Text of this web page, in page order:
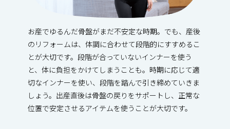
お産でゆるんだ骨盤がまだ不安定な時期。でも、産後
のリフォームは、体調に合わせて段階的にすすめるこ
とが大切です。段階が合っていないインナーを使う
と、体に負担をかけてしまうことも。時期に応じて適
切なインナーを使い、段階を踏んで引き締めていきま
しょう。出産直後は骨盤の戻りをサポートし、正常な
位置で安定させるアイテムを使うことが大切です。